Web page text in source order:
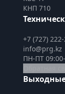
КНП 710
+7 (727)
info@prg.kz
ПН-ПТ